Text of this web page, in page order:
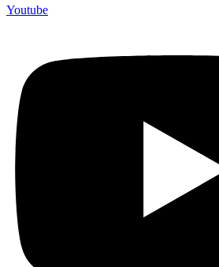
Youtube